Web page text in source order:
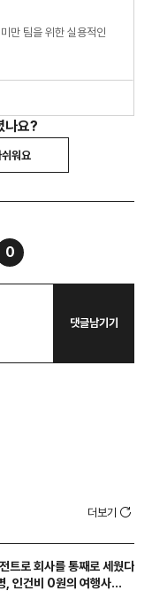
만 팀을 위한 실용적인
나요?
워요
0
댓글남기기
더보기
트로 회사를 통째로 세웠다
, 인건비 0원의 여행사